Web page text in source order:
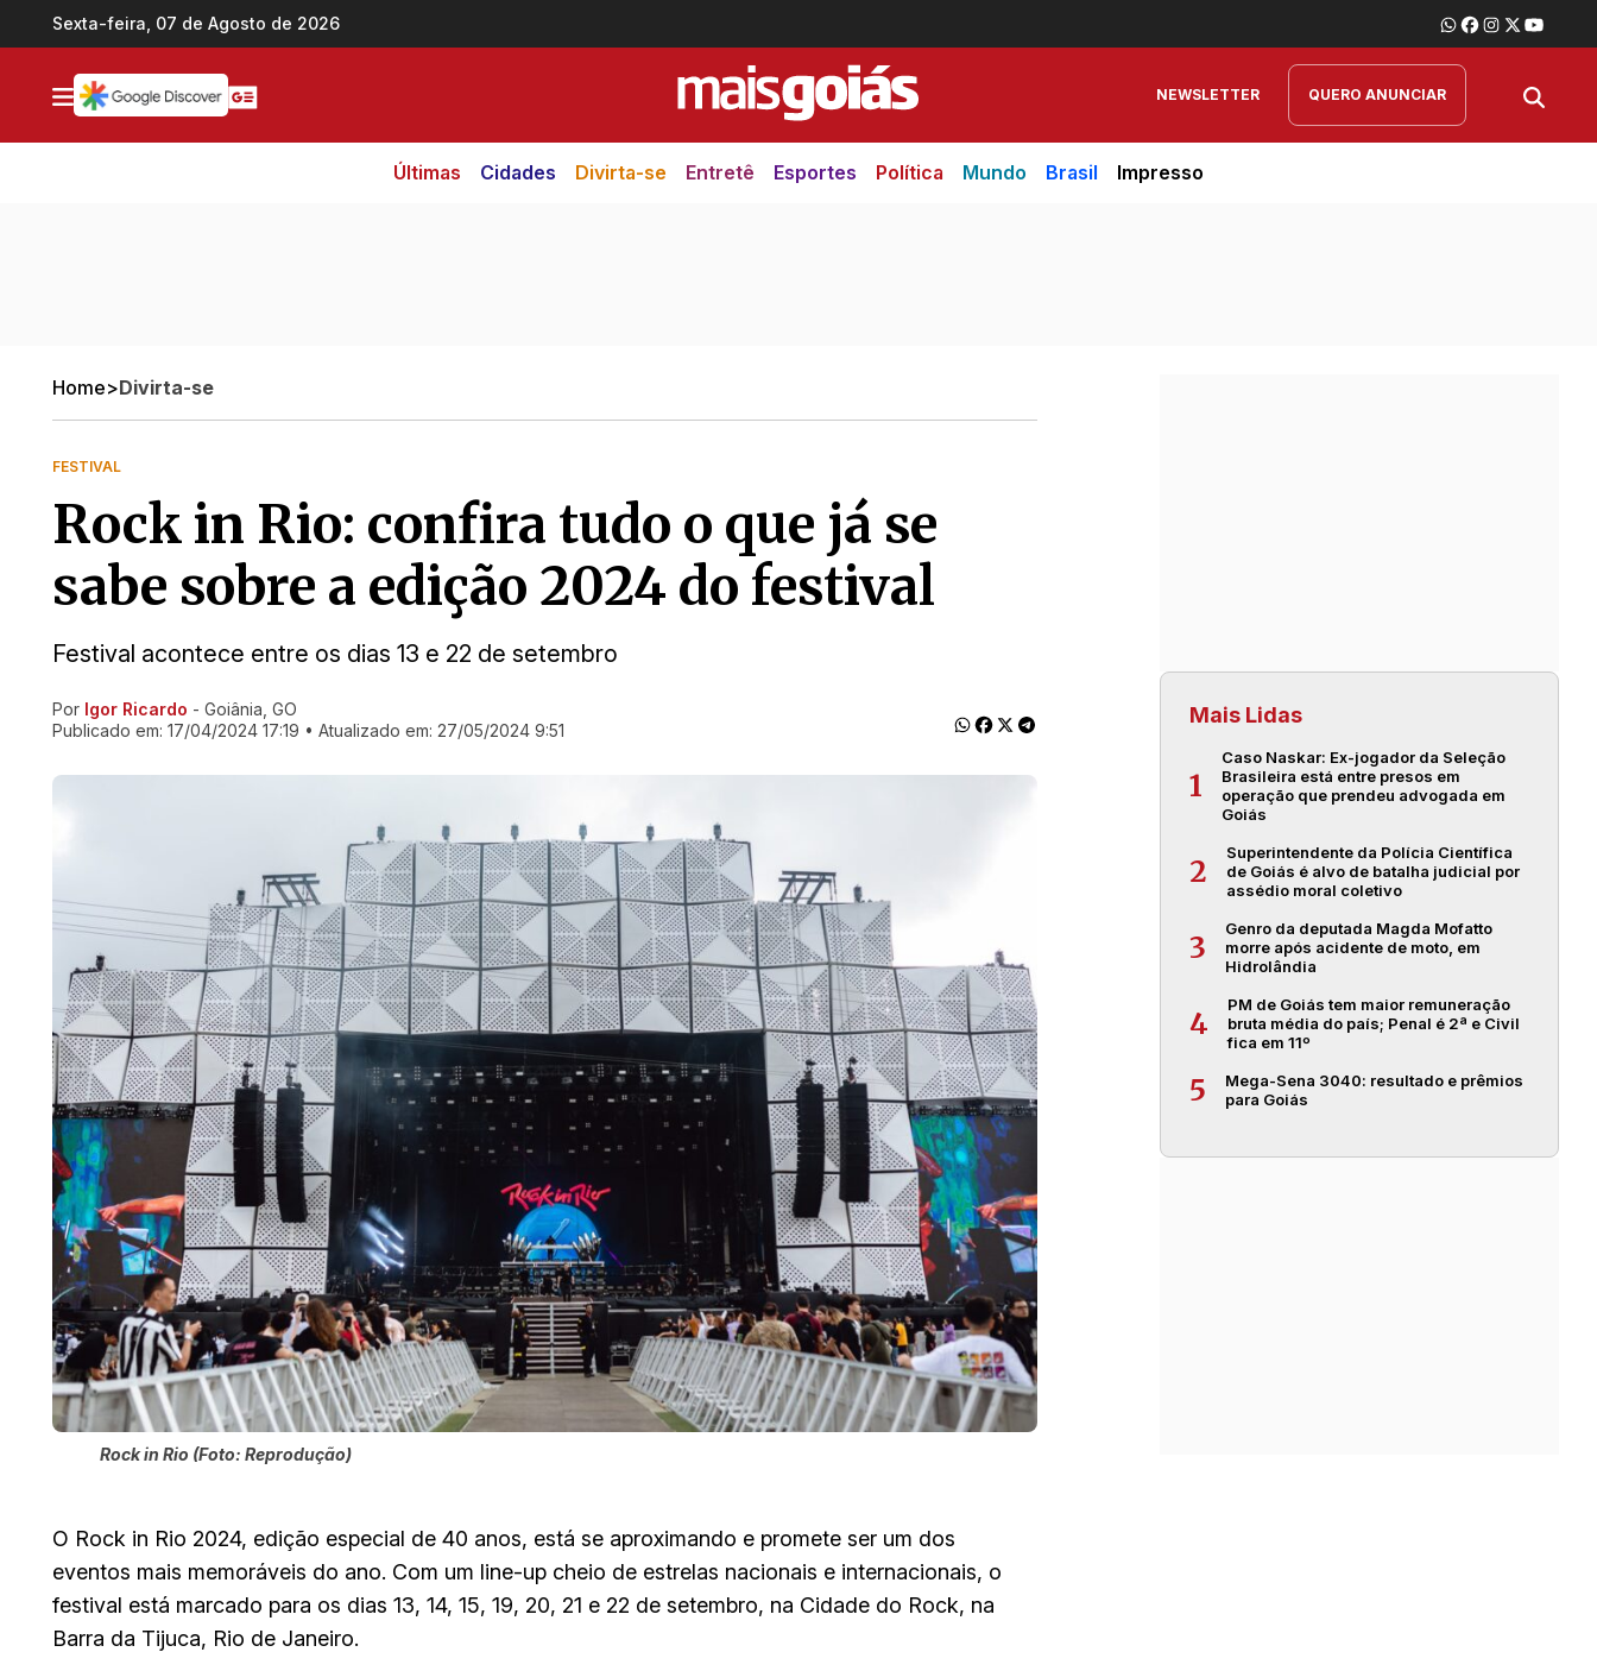
Ir direto pro conteúdo
Sexta-feira, 07 de Agosto de 2026
NEWSLETTER QUERO ANUNCIAR
Últimas Cidades Divirta-se Entretê Esportes Política Mundo Brasil Impresso
Home>Divirta-se
FESTIVAL
Rock in Rio: confira tudo o que já se
sabe sobre a edição 2024 do festival
Festival acontece entre os dias 13 e 22 de setembro
Ir direto pra matéria
Por Igor Ricardo - Goiânia, GO
Publicado em: 17/04/2024 17:19 • Atualizado em: 27/05/2024 9:51
Rock in Rio (Foto: Reprodução)
O Rock in Rio 2024, edição especial de 40 anos, está se aproximando e promete ser um dos
eventos mais memoráveis do ano. Com um line-up cheio de estrelas nacionais e internacionais, o
festival está marcado para os dias 13, 14, 15, 19, 20, 21 e 22 de setembro, na Cidade do Rock, na
Barra da Tijuca, Rio de Janeiro.
Mais Lidas
1
Caso Naskar: Ex-jogador da Seleção
Brasileira está entre presos em
operação que prendeu advogada em
Goiás
2
Superintendente da Polícia Científica
de Goiás é alvo de batalha judicial por
assédio moral coletivo
3
Genro da deputada Magda Mofatto
morre após acidente de moto, em
Hidrolândia
4
PM de Goiás tem maior remuneração
bruta média do país; Penal é 2ª e Civil
fica em 11º
5
Mega-Sena 3040: resultado e prêmios
para Goiás